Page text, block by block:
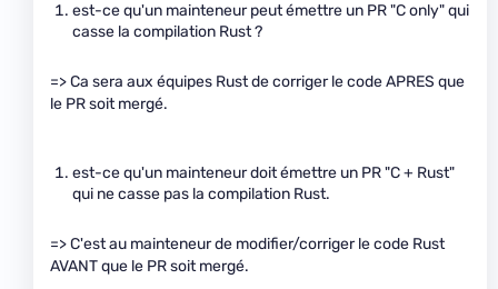
est-ce qu'un mainteneur peut émettre un PR "C only" qui
casse la compilation Rust ?
=> Ca sera aux équipes Rust de corriger le code APRES que
le PR soit mergé.
est-ce qu'un mainteneur doit émettre un PR "C + Rust"
qui ne casse pas la compilation Rust.
=> C'est au mainteneur de modifier/corriger le code Rust
AVANT que le PR soit mergé.